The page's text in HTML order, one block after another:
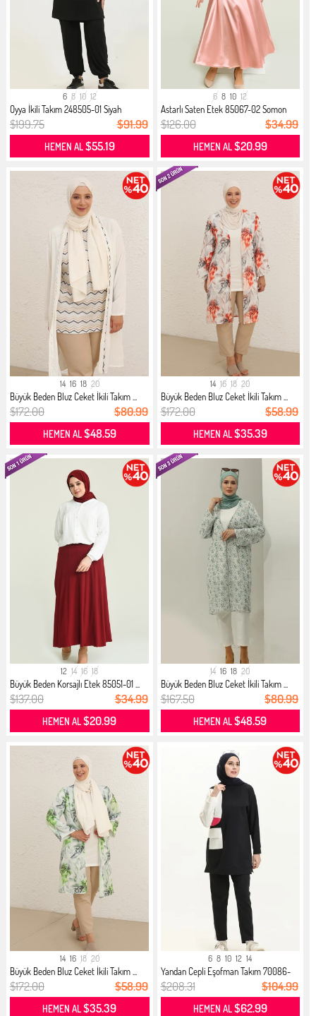
6 8 10 12
Oyya İkili Takım 248505-01 Siyah
$199.75 $91.99
HEMEN AL$55.19
6 8 10 12
Astarlı Saten Etek 85067-02 Somon
$126.00 $34.99
HEMEN AL$20.99
14 16 18 20
Büyük Beden Bluz Ceket İkili Takım ...
$172.00 $80.99
HEMEN AL$48.59
14 16 18 20
Büyük Beden Bluz Ceket İkili Takım ...
$172.00 $58.99
HEMEN AL$35.39
12 14 16 18
Büyük Beden Korsajlı Etek 85051-01 ...
$137.00 $34.99
HEMEN AL$20.99
14 16 18 20
Büyük Beden Bluz Ceket İkili Takım ...
$167.50 $80.99
HEMEN AL$48.59
14 16 18 20
Büyük Beden Bluz Ceket İkili Takım ...
$172.00 $58.99
HEMEN AL$35.39
6 8 10 12 14
Yandan Cepli Eşofman Takım 70086-
02...
$208.31 $104.99
HEMEN AL$62.99